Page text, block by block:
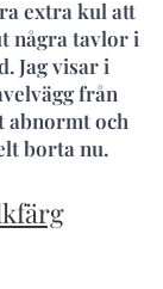
extra kul att
några tavlor i
Jag visar i
från
abnormt och
borta nu.